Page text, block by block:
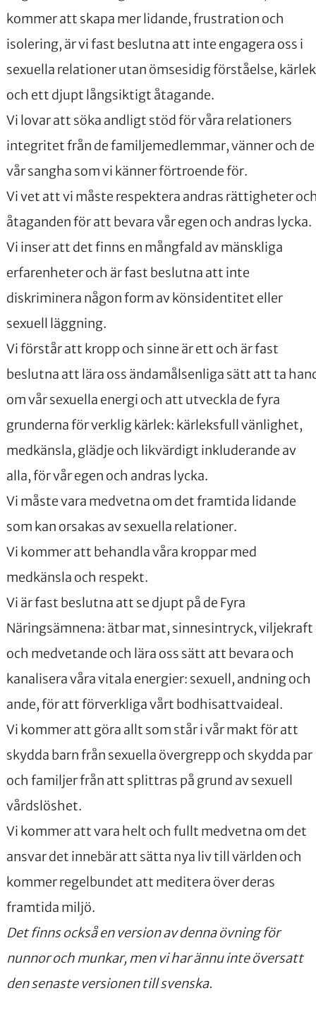
kommer att skapa mer lidande, frustration och
isolering, är vi fast beslutna att inte engagera oss i
sexuella relationer utan ömsesidig förståelse, kärlek
och ett djupt långsiktigt åtagande.
Vi lovar att söka andligt stöd för våra relationers
integritet från de familjemedlemmar, vänner och
vår sangha som vi känner förtroende för.
Vi vet att vi måste respektera andras rättigheter
åtaganden för att bevara vår egen och andras lycka.
Vi inser att det finns en mångfald av mänskliga
erfarenheter och är fast beslutna att inte
diskriminera någon form av könsidentitet eller
sexuell läggning.
Vi förstår att kropp och sinne är ett och är fast
beslutna att lära oss ändamålsenliga sätt att ta
om vår sexuella energi och att utveckla de fyra
grunderna för verklig kärlek: kärleksfull vänlighet,
medkänsla, glädje och likvärdigt inkluderande av
alla, för vår egen och andras lycka.
Vi måste vara medvetna om det framtida lidande
som kan orsakas av sexuella relationer.
Vi kommer att behandla våra kroppar med
medkänsla och respekt.
Vi är fast beslutna att se djupt på de Fyra
Näringsämnena: ätbar mat, sinnesintryck, viljekraft
och medvetande och lära oss sätt att bevara och
kanalisera våra vitala energier: sexuell, andning och
ande, för att förverkliga vårt bodhisattvaideal.
Vi kommer att göra allt som står i vår makt för att
skydda barn från sexuella övergrepp och skydda par
och familjer från att splittras på grund av sexuell
vårdslöshet.
Vi kommer att vara helt och fullt medvetna om det
ansvar det innebär att sätta nya liv till världen och
kommer regelbundet att meditera över deras
framtida miljö.
Det finns också en version av denna övning för
nunnor och munkar, men vi har ännu inte översatt
den senaste versionen till svenska.